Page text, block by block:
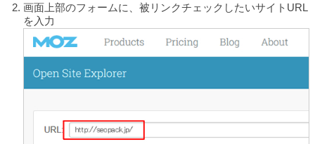
画面上部のフォームに、被リンクチェックしたいサイトURL
を入力